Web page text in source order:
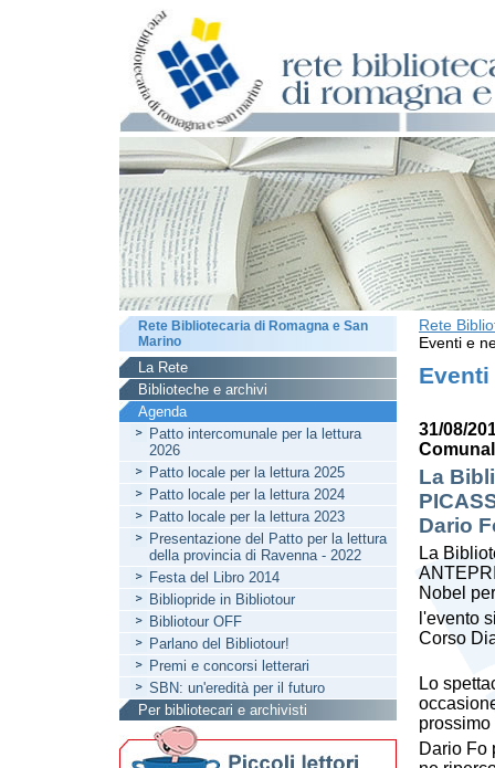
Rete
Eventi e
Eventi
31/08/
La
Dario
La
Nobel
l'evento
Corso
Lo
Dario Fo
Rete Bibliotecaria di Romagna e San
Marino
La Rete
Biblioteche e archivi
Agenda
Patto intercomunale per la lettura
2026
Patto locale per la lettura 2025
Patto locale per la lettura 2024
Patto locale per la lettura 2023
Presentazione del Patto per la lettura
della provincia di Ravenna - 2022
Festa del Libro 2014
Bibliopride in Bibliotour
Bibliotour OFF
Parlano del Bibliotour!
Premi e concorsi letterari
SBN: un'eredità per il futuro
Per bibliotecari e archivisti